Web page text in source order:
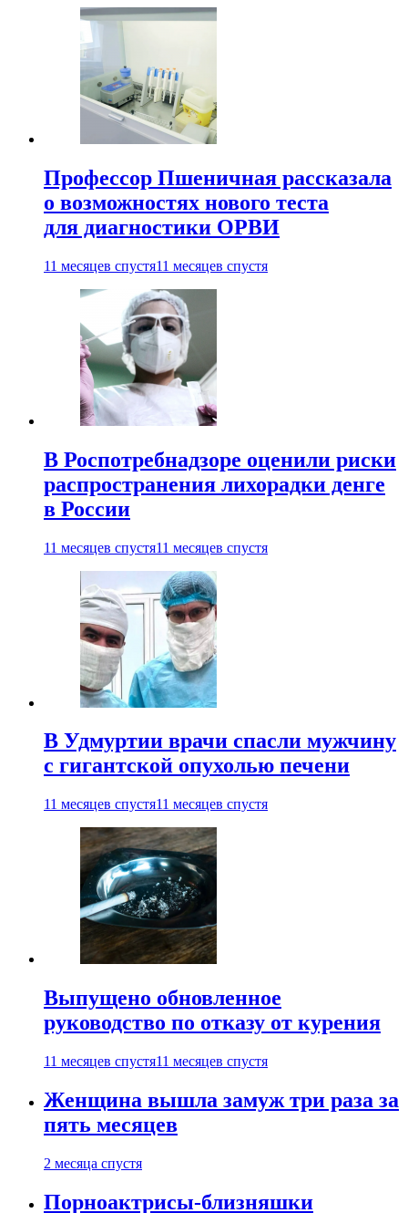
Профессор Пшеничная рассказала
о возможностях нового теста
для диагностики ОРВИ
11 месяцев спустя11 месяцев спустя
В Роспотребнадзоре оценили риски
распространения лихорадки денге
в России
11 месяцев спустя11 месяцев спустя
В Удмуртии врачи спасли мужчину
с гигантской опухолью печени
11 месяцев спустя11 месяцев спустя
Выпущено обновленное
руководство по отказу от курения
11 месяцев спустя11 месяцев спустя
Женщина вышла замуж три раза за
пять месяцев
2 месяца спустя
Порноактрисы-близняшки